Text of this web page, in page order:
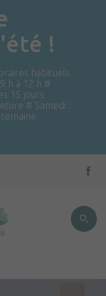
!
habituels
h à 12 h #
15 jours
# Samedi :